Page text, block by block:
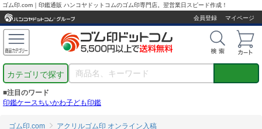
ゴム印.com｜印鑑通販 ハンコヤドットコムのゴム印専門店。翌営業日スピード作成！
会員登録
マイページ
カテゴリで探す
■注目のワード
印鑑ケースちいかわ子ども印鑑
ゴム印.com
アクリルゴム印 オンライン入稿